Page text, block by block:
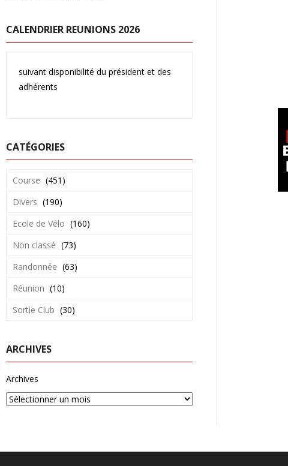
CALENDRIER REUNIONS 2026
suivant disponibilité du président et des
adhérents
CATÉGORIES
Course (451)
Divers (190)
Ecole de Vélo (160)
Non classé (73)
Randonnée (63)
Réunion (10)
Sortie Club (30)
ARCHIVES
Archives